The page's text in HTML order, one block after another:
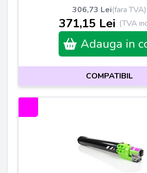
306,73 Lei(fara TVA)
371,15 Lei (TVA
Adauga in
COMPATIBIL